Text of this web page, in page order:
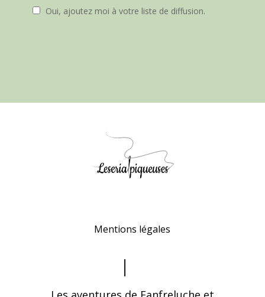
Oui, ajoutez moi à votre liste de diffusion.
Mentions légales